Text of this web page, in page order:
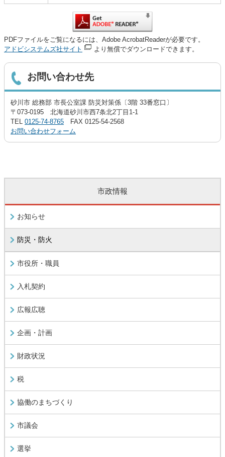
PDFファイルをご覧になるには、Adobe AcrobatReaderが必要です。
アドビシステムズ社サイト
より無償でダウンロードできます。
お問い合わせ先
砂川市 総務部 市長公室課 防災対策係〔3階 33番窓口〕
〒073-0195 北海道砂川市西7条北2丁目1-1
TEL 0125-74-8765 FAX 0125-54-2568
お問い合わせフォーム
市政情報
お知らせ
防災・防火
市役所・職員
入札契約
広報広聴
企画・計画
財政状況
税
協働のまちづくり
市議会
選挙